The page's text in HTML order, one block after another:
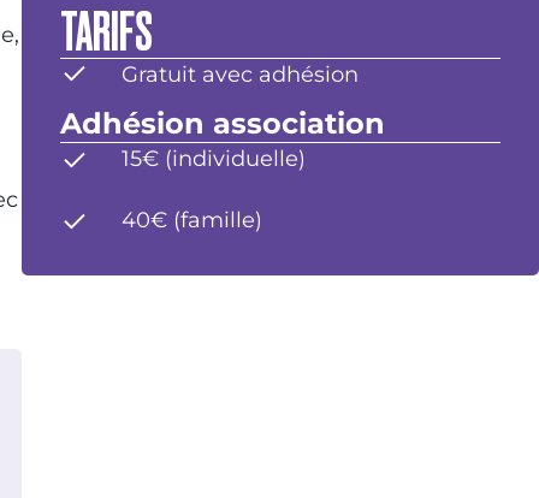
TARIFS
Gratuit avec adhésion
Adhésion association
15€ (individuelle)
40€ (famille)